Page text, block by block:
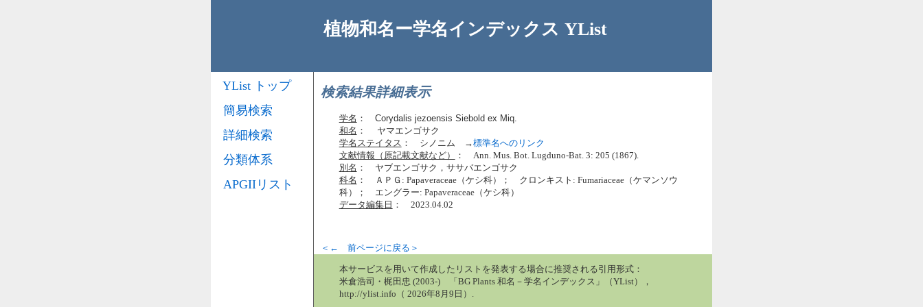
植物和名ー学名インデックス YList
検索結果詳細表示
学名 ： Corydalis jezoensis Siebold ex Miq.
和名 ： ヤマエンゴサク
学名ステイタス ： シノニム →標準名へのリンク
文献情報（原記載文献など）
： Ann. Mus. Bot. Lugduno-Bat. 3: 205 (1867).
別名 ： ヤブエンゴサク，ササバエンゴサク
科名 ： ＡＰＧ: Papaveraceae（ケシ科）； クロンキスト: Fumariaceae（ケマンソウ
科）； エングラー: Papaveraceae（ケシ科）
データ編集日 ： 2023.04.02
＜← 前ページに戻る＞
YList トップ
簡易検索
詳細検索
分類体系
APGIIリスト
本サービスを用いて作成したリストを発表する場合に推奨される引用形式：
米倉浩司・梶田忠 (2003-) 「BG Plants 和名－学名インデックス」（YList），
http://ylist.info（ 2026年8月9日）.